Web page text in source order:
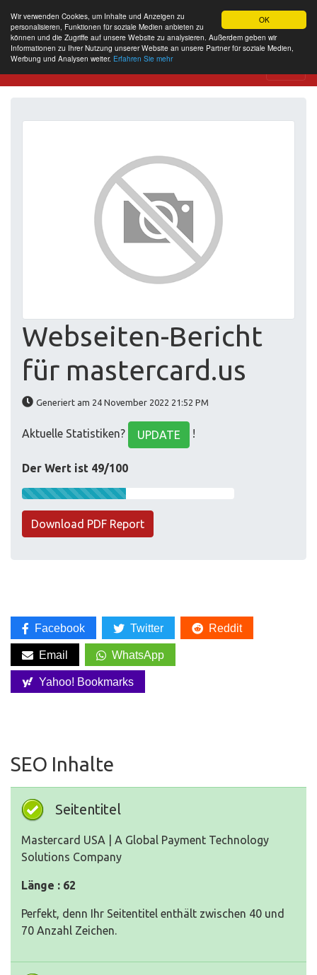
OK
Wir verwenden Cookies, um Inhalte und Anzeigen zu
personalisieren, Funktionen für soziale Medien anbieten zu
können und die Zugriffe auf unsere Website zu analysieren. Außerdem geben wir
Informationen zu Ihrer Nutzung unserer Website an unsere Partner für soziale Medien,
Werbung und Analysen weiter. Erfahren Sie mehr
Website Review
Webseiten-Bericht
für mastercard.us
Generiert am 24 November 2022 21:52 PM
Aktuelle Statistiken? UPDATE !
Der Wert ist 49/100
Download PDF Report
Facebook Twitter Reddit
Email WhatsApp
Yahoo! Bookmarks
SEO Inhalte
Seitentitel
Mastercard USA | A Global Payment Technology
Solutions Company
Länge : 62
Perfekt, denn Ihr Seitentitel enthält zwischen 40 und
70 Anzahl Zeichen.